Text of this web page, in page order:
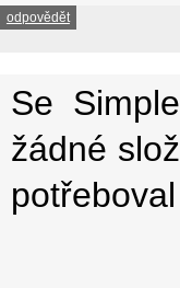
odpovědět
Se
žádné